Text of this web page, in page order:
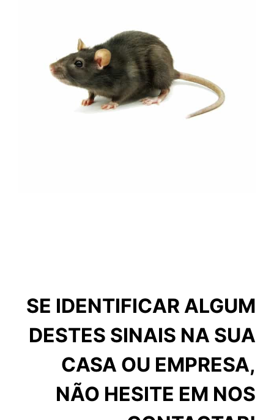
SE IDENTIFICAR ALGUM
DESTES SINAIS NA SUA
CASA OU EMPRESA,
NÃO HESITE EM NOS